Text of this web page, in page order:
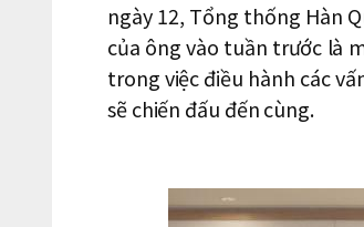
ngày 12, Tổng thống Hàn
của ông vào tuần trước là
trong việc điều hành các
sẽ chiến đấu đến cùng.